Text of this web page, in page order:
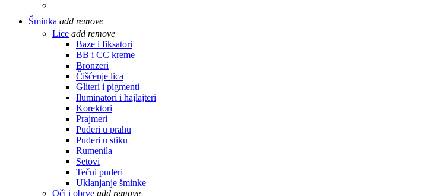
Šminka add remove
Lice add remove
Baze i fiksatori
BB i CC kreme
Bronzeri
Čišćenje lica
Gliteri i pigmenti
Iluminatori i hajlajteri
Korektori
Prajmeri
Puderi u prahu
Puderi u stiku
Rumenila
Setovi
Tečni puderi
Uklanjanje šminke
Oči i obrve add remove